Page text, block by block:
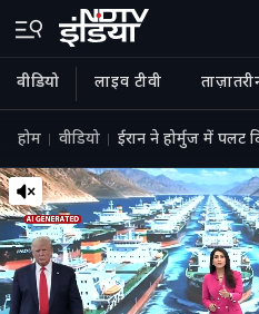
वीडियो लाइव टीवी
होम वीडियो ईरान ने होर्मुज में पलट